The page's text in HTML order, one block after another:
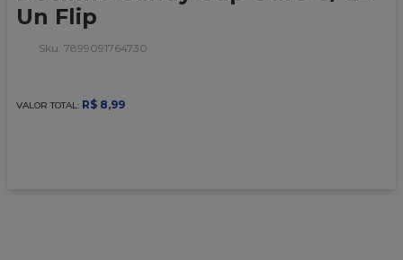
Un Flip
: 7899091764730
VALOR TOTAL: R$ 8,99
º
vabene
granulado
10º chocolate